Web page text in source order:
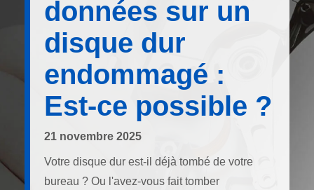
données sur un
disque dur
endommagé :
Est-ce possible ?
21 novembre 2025
Votre disque dur est-il déjà tombé de votre
bureau ? Ou l'avez-vous fait tomber